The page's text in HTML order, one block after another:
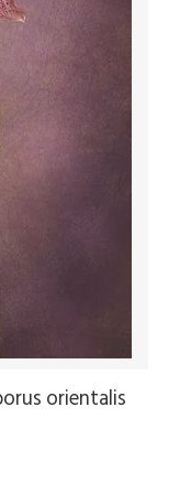
orientalis